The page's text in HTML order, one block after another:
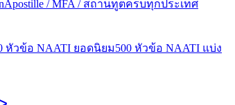
Apostille / MFA / สถานทูตครบทุกประเทศ
หัวข้อ NAATI ยอดนิยม500 หัวข้อ NAATI แบ่ง